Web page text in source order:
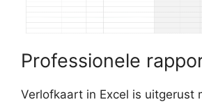
Professionele
Verlofkaart in Excel is uitgerust